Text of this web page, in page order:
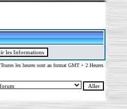
Toutes les heures sont au format GMT + 2 Heures